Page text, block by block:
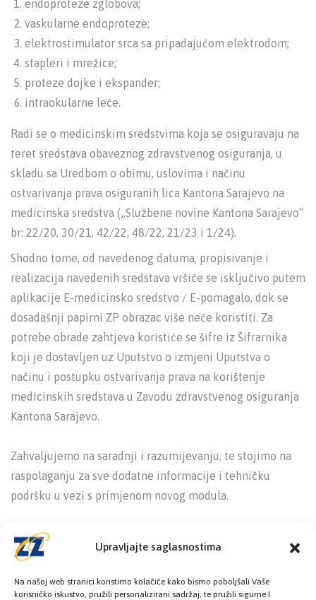
Upravljajte saglasnostima
Na našoj web stranici koristimo kolačiće kako bismo poboljšali Vaše
korisničko iskustvo, pružili personalizirani sadržaj, te pružili sigurne I
endoproteze zglobova;
vaskularne endoproteze;
elektrostimulator srca sa pripadajućom elektrodom;
stapleri i mrežice;
proteze dojke i ekspander;
intraokularne leće.
Radi se o medicinskim sredstvima koja se osiguravaju na
teret sredstava obaveznog zdravstvenog osiguranja, u
skladu sa Uredbom o obimu, uslovima i načinu
ostvarivanja prava osiguranih lica Kantona Sarajevo na
medicinska sredstva („Službene novine Kantona Sarajevo“
br: 22/20, 30/21, 42/22, 48/22, 21/23 i 1/24).
Shodno tome, od navedenog datuma, propisivanje i
realizacija navedenih sredstava vršiće se isključivo putem
aplikacije E-medicinsko sredstvo / E-pomagalo, dok se
dosadašnji papirni ZP obrazac više neće koristiti. Za
potrebe obrade zahtjeva koristiće se šifre iz Šifrarnika
koji je dostavljen uz Uputstvo o izmjeni Uputstva o
načinu i postupku ostvarivanja prava na korištenje
medicinskih sredstava u Zavodu zdravstvenog osiguranja
Kantona Sarajevo.
Zahvaljujemo na saradnji i razumijevanju, te stojimo na
raspolaganju za sve dodatne informacije i tehničku
podršku u vezi s primjenom novog modula.